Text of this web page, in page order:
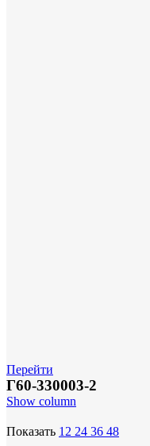
Перейти
Г60-330003-2
Show column
Показать 12 24 36 48